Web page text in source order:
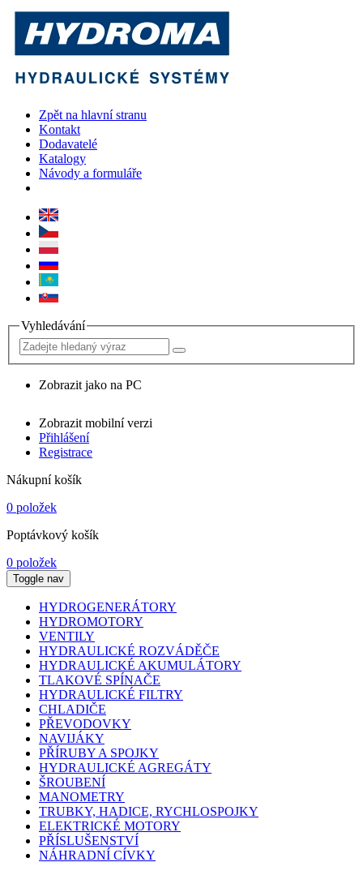
Zpět na hlavní stranu
Kontakt
Dodavatelé
Katalogy
Návody a formuláře
Vyhledávání
Zobrazit jako na PC
Zobrazit mobilní verzi
Přihlášení
Registrace
Nákupní košík
0 položek
Poptávkový košík
0 položek
Toggle nav
HYDROGENERÁTORY
HYDROMOTORY
VENTILY
HYDRAULICKÉ ROZVÁDĚČE
HYDRAULICKÉ AKUMULÁTORY
TLAKOVÉ SPÍNAČE
HYDRAULICKÉ FILTRY
CHLADIČE
PŘEVODOVKY
NAVIJÁKY
PŘÍRUBY A SPOJKY
HYDRAULICKÉ AGREGÁTY
ŠROUBENÍ
MANOMETRY
TRUBKY, HADICE, RYCHLOSPOJKY
ELEKTRICKÉ MOTORY
PŘÍSLUŠENSTVÍ
NÁHRADNÍ CÍVKY